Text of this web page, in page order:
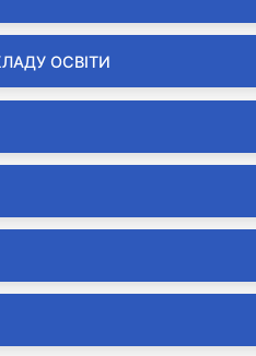
ОСВІТИ